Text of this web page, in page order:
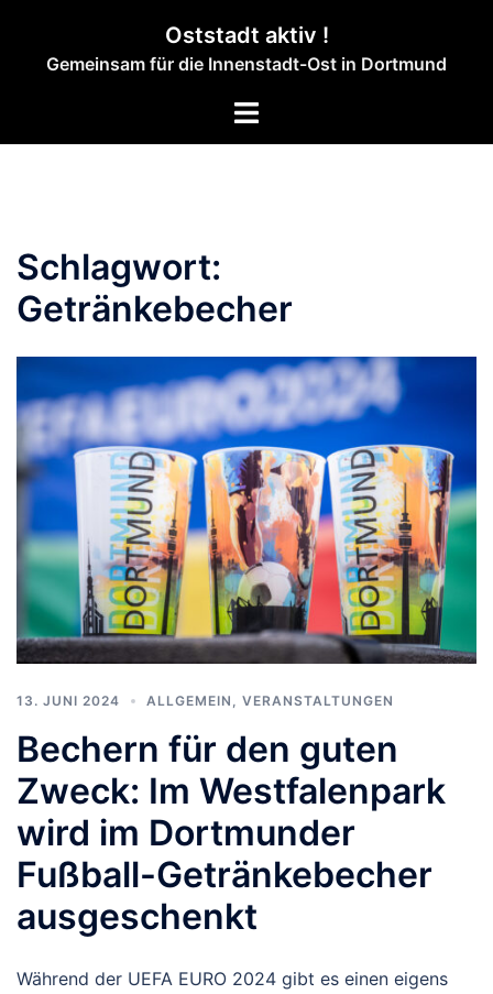
springen
Oststadt aktiv !
Gemeinsam für die Innenstadt-Ost in Dortmund
Menü
Schlagwort:
Getränkebecher
13. JUNI 2024 ALLGEMEIN VERANSTALTUNGEN
Bechern für den guten
Zweck: Im Westfalenpark
wird im Dortmunder
Fußball-Getränkebecher
ausgeschenkt
Während der UEFA EURO 2024 gibt es einen eigens